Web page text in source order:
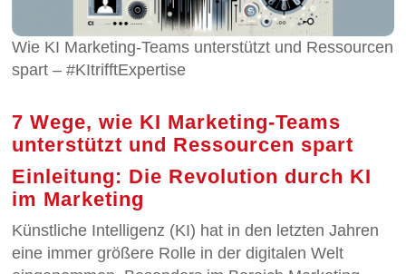
Wie KI Marketing-Teams unterstützt und Ressourcen
spart – #KItrifftExpertise
7 Wege, wie KI Marketing-Teams
unterstützt und Ressourcen spart
Einleitung: Die Revolution durch KI
im Marketing
Künstliche Intelligenz (KI) hat in den letzten Jahren
eine immer größere Rolle in der digitalen Welt